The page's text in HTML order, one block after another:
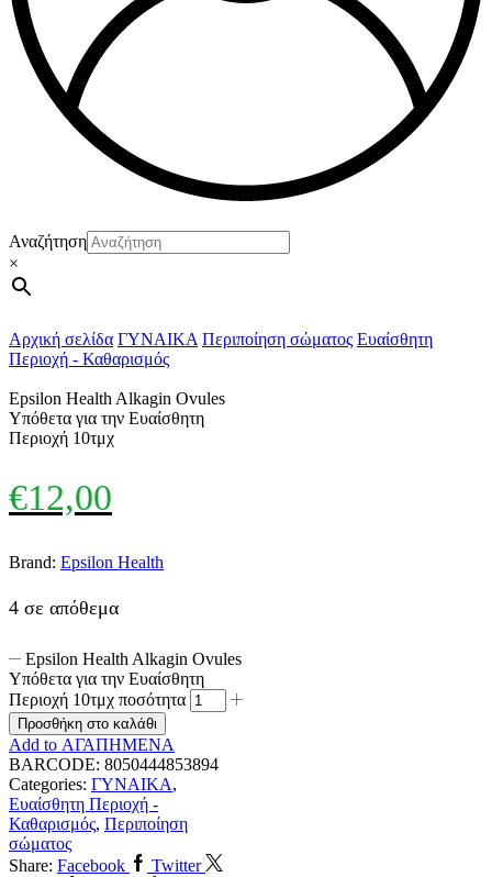
Αναζήτηση
×
Αρχική σελίδα ΓΥΝΑΙΚΑ Περιποίηση σώματος Ευαίσθητη
Περιοχή - Καθαρισμός
Epsilon Health Alkagin Ovules
Υπόθετα για την Ευαίσθητη
Περιοχή 10τμχ
€12,00
Brand: Epsilon Health
4 σε απόθεμα
Epsilon Health Alkagin Ovules
Υπόθετα για την Ευαίσθητη
Περιοχή 10τμχ ποσότητα
Προσθήκη στο καλάθι
Add to ΑΓΑΠΗΜΕΝΑ
BARCODE: 8050444853894
Categories: ΓΥΝΑΙΚΑ,
Ευαίσθητη Περιοχή -
Καθαρισμός, Περιποίηση
σώματος
Share: Facebook
Twitter